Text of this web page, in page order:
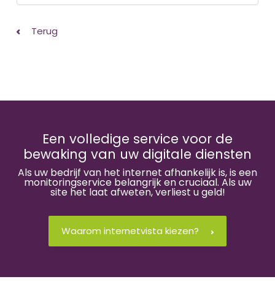
Terug
Een volledige service voor de
bewaking van uw digitale diensten
Als uw bedrijf van het internet afhankelijk is, is een
monitoringservice belangrijk en cruciaal. Als uw
site het laat afweten, verliest u geld!
Waarom internetvista kiezen?